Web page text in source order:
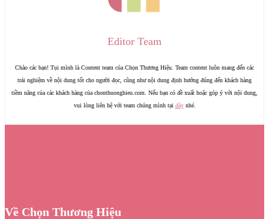
Editor Team
Chào các bạn! Tụi mình là Content team của Chọn Thương Hiệu. Team content luôn mang đến các
trải nghiệm về nội dung tốt cho người đọc, cũng như nội dung định hướng đúng đến khách hàng
tiềm năng của các khách hàng của chonthuonghieu.com. Nếu bạn có đề xuất hoặc góp ý với nội dung,
vui lòng liên hệ với team chúng mình tại đâynhé.
Về Chọn Thương Hiệu